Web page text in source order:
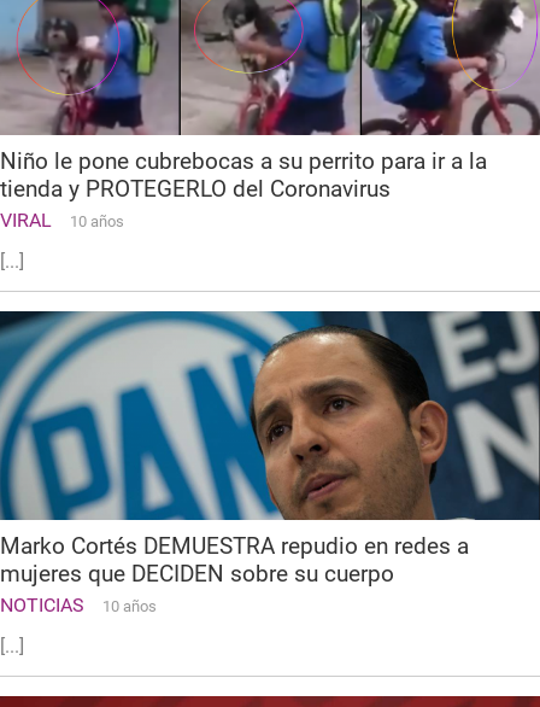
Niño le pone cubrebocas a su perrito para ir a la
tienda y PROTEGERLO del Coronavirus
VIRAL 10 años
[...]
Marko Cortés DEMUESTRA repudio en redes a
mujeres que DECIDEN sobre su cuerpo
NOTICIAS 10 años
[...]